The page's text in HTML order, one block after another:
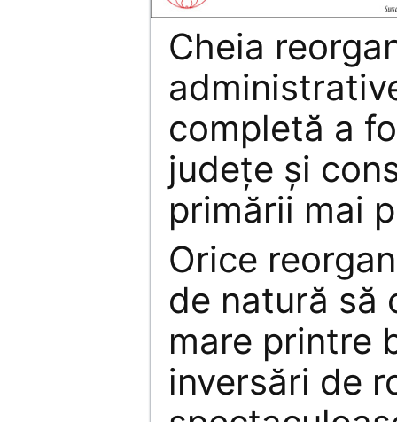
Cheia
completă a
judeţe şi
primării mai
Orice
de natură să
mare printre
inversări de